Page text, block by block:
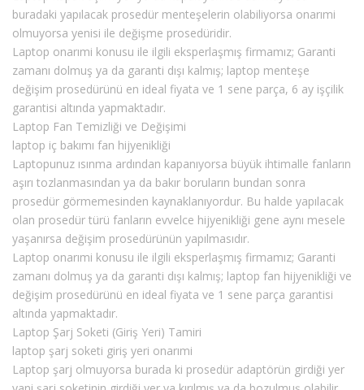
buradaki yapılacak prosedür menteşelerin olabiliyorsa onarımi
olmuyorsa yenisi ile değişme prosedüridir.
Laptop onarımi konusu ile ilgili eksperlaşmış firmamız; Garanti
zamanı dolmuş ya da garanti dışı kalmış; laptop menteşe
değişim prosedürünü en ideal fiyata ve 1 sene parça, 6 ay işçilik
garantisi altında yapmaktadır.
Laptop Fan Temizliği ve Değişimi
laptop iç bakımı fan hijyenikliği
Laptopunuz ısınma ardından kapanıyorsa büyük ihtimalle fanların
aşırı tozlanmasından ya da bakır boruların bundan sonra
prosedür görmemesinden kaynaklanıyordur. Bu halde yapılacak
olan prosedür türü fanların evvelce hijyenikliği gene aynı mesele
yaşanırsa değişim prosedürünün yapılmasıdır.
Laptop onarımi konusu ile ilgili eksperlaşmış firmamız; Garanti
zamanı dolmuş ya da garanti dışı kalmış; laptop fan hijyenikliği ve
değişim prosedürünü en ideal fiyata ve 1 sene parça garantisi
altında yapmaktadır.
Laptop Şarj Soketi (Giriş Yeri) Tamiri
laptop şarj soketi giriş yeri onarımi
Laptop şarj olmuyorsa burada ki prosedür adaptörün girdiği yer